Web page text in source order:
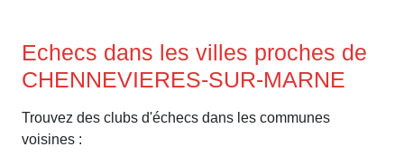
Echecs dans les villes proches de
CHENNEVIERES-SUR-MARNE
Trouvez des clubs d'échecs dans les communes
voisines :